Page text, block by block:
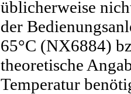
üblicherweise
der
65°C (NX6884)
theoretische
Temperatur